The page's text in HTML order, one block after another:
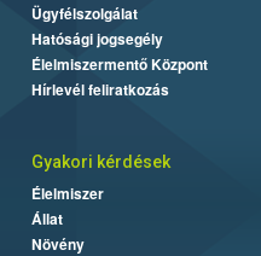
Ügyfélszolgálat
Hatósági jogsegély
Élelmiszermentő Központ
Hírlevél feliratkozás
Gyakori kérdések
Élelmiszer
Állat
Növény